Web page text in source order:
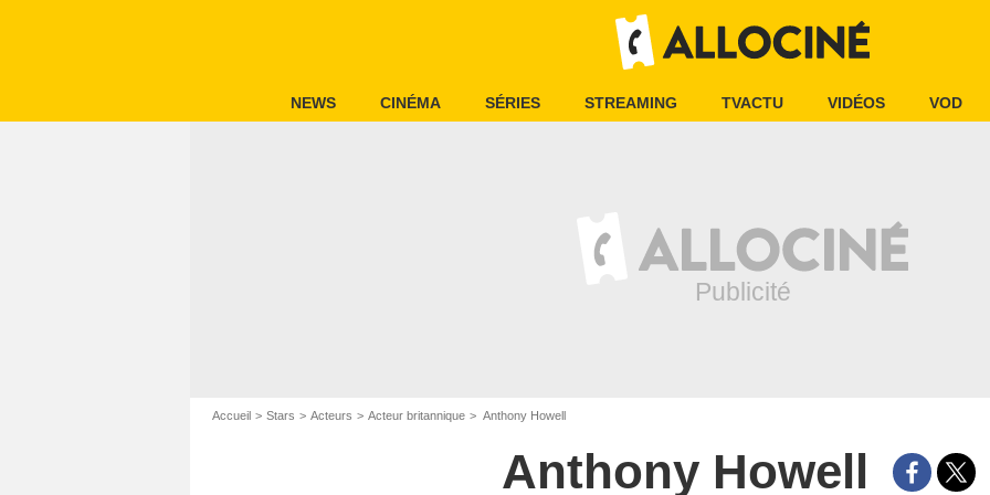
NEWS CINÉMA SÉRIES STREAMING TVACTU VIDÉOS VOD
Accueil Stars Acteurs Acteur britannique Anthony Howell
Anthony Howell